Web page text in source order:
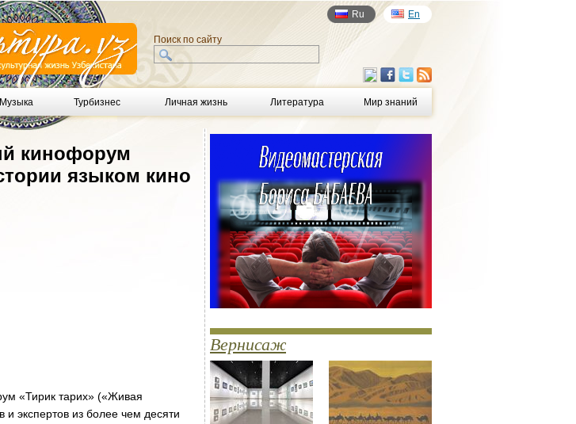
Ru En
Поиск по сайту
Музыка Турбизнес Личная жизнь Литература Мир знаний
кинофорум
языком кино
«Тирик тарих» («Живая
экспертов из более чем десяти
Вернисаж